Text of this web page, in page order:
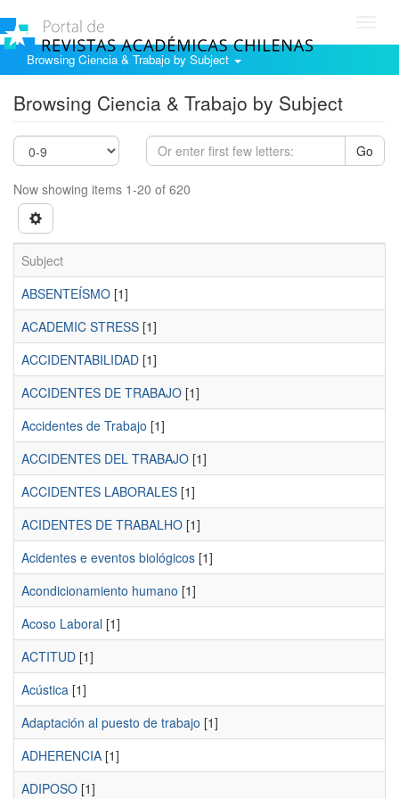
Browsing Ciencia & Trabajo by Subject
Browsing Ciencia & Trabajo by Subject
Go
Now showing items 1-20 of 620
Subject
ABSENTEÍSMO [1]
ACADEMIC STRESS [1]
ACCIDENTABILIDAD [1]
ACCIDENTES DE TRABAJO [1]
Accidentes de Trabajo [1]
ACCIDENTES DEL TRABAJO [1]
ACCIDENTES LABORALES [1]
ACIDENTES DE TRABALHO [1]
Acidentes e eventos biológicos [1]
Acondicionamiento humano [1]
Acoso Laboral [1]
ACTITUD [1]
Acústica [1]
Adaptación al puesto de trabajo [1]
ADHERENCIA [1]
ADIPOSO [1]